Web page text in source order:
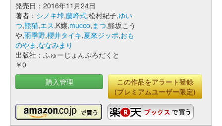
発売日：2016年11月24日
著者： シノキ垰,藤峰式,松村紀子,ゆい
つ,熊猫,エス,K嬢,mucco,まつ,鯵坂こう
や,雨季野,櫻井タイキ,夏來ジッポ,おも
のやま ,ななみまり
出版社：ふゅーじょんぷろだくと
￥0
購入管理
この作品をアラート登録
(プレミアムユーザー限定)